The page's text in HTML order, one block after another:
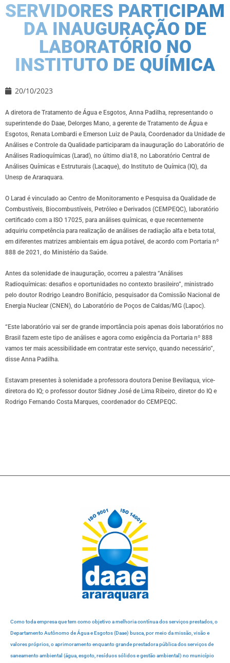
SERVIDORES PARTICIPAM
DA INAUGURAÇÃO DE
LABORATÓRIO NO
INSTITUTO DE QUÍMICA
20/10/2023
A diretora de Tratamento de Água e Esgotos, Anna Padilha, representando o
superintende do Daae, Delorges Mano, a gerente de Tratamento de Água e
Esgotos, Renata Lombardi e Emerson Luiz de Paula, Coordenador da Unidade de
Análises e Controle da Qualidade participaram da inauguração do Laboratório de
Análises Radioquímicas (Larad), no último dia18, no Laboratório Central de
Análises Químicas e Estruturais (Lacaque), do Instituto de Química (IQ), da
Unesp de Araraquara.
O Larad é vinculado ao Centro de Monitoramento e Pesquisa da Qualidade de
Combustíveis, Biocombustíveis, Petróleo e Derivados (CEMPEQC), laboratório
certificado com a ISO 17025, para análises químicas, e que recentemente
adquiriu competência para realização de análises de radiação alfa e beta total,
em diferentes matrizes ambientais em água potável, de acordo com Portaria nº
888 de 2021, do Ministério da Saúde.
Antes da solenidade de inauguração, ocorreu a palestra “Análises
Radioquímicas: desafios e oportunidades no contexto brasileiro”, ministrado
pelo doutor Rodrigo Leandro Bonifácio, pesquisador da Comissão Nacional de
Energia Nuclear (CNEN), do Laboratório de Poços de Caldas/MG (Lapoc).
“Este laboratório vai ser de grande importância pois apenas dois laboratórios no
Brasil fazem este tipo de análises e agora como exigência da Portaria nº 888
vamos ter mais acessibilidade em contratar este serviço, quando necessário”,
disse Anna Padilha.
Estavam presentes à solenidade a professora doutora Denise Bevilaqua, vice-
diretora do IQ; o professor doutor Sidney José de Lima Ribeiro, diretor do IQ e
Rodrigo Fernando Costa Marques, coordenador do CEMPEQC.
Como toda empresa que tem como objetivo a melhoria contínua dos serviços prestados, o
Departamento Autônomo de Água e Esgotos (Daae) busca, por meio da missão, visão e
valores próprios, o aprimoramento enquanto grande prestadora pública dos serviços de
saneamento ambiental (água, esgoto, resíduos sólidos e gestão ambiental) no município